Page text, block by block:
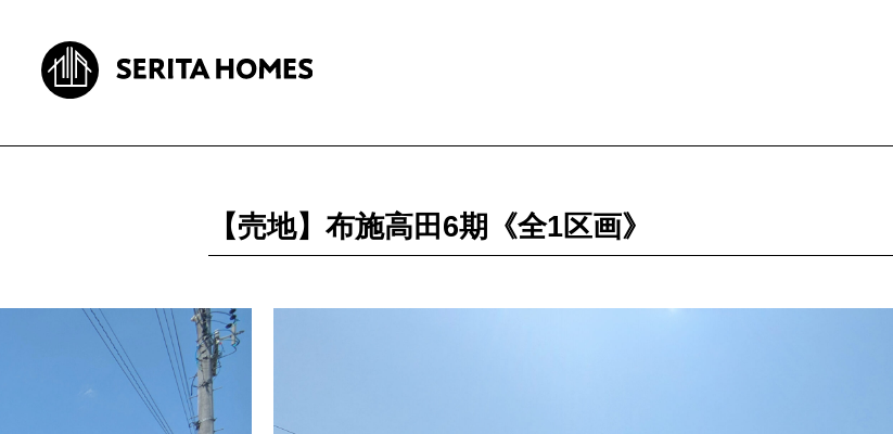
【売地】布施高田6期《全1区画》